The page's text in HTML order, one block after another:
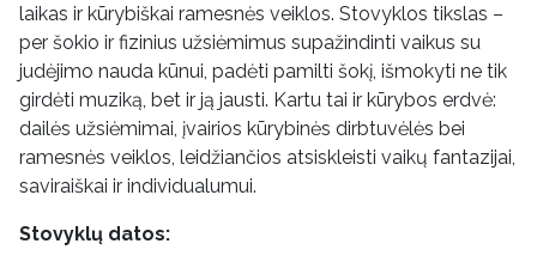
laikas ir kūrybiškai ramesnės veiklos. Stovyklos tikslas –
per šokio ir fizinius užsiėmimus supažindinti vaikus su
judėjimo nauda kūnui, padėti pamilti šokį, išmokyti ne tik
girdėti muziką, bet ir ją jausti. Kartu tai ir kūrybos erdvė:
dailės užsiėmimai, įvairios kūrybinės dirbtuvėlės bei
ramesnės veiklos, leidžiančios atsiskleisti vaikų fantazijai,
saviraiškai ir individualumui.
Stovyklų datos: